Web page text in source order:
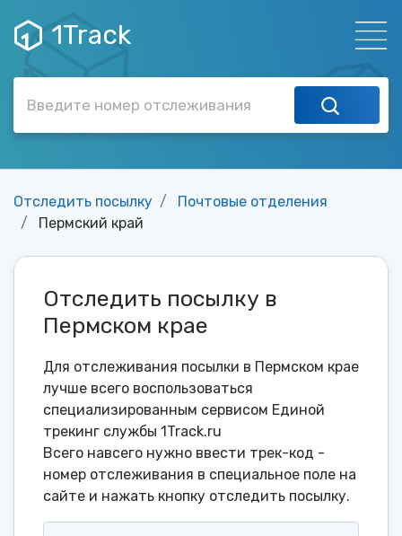
1Track
Отследить посылку
Почтовые отделения
Пермский край
Отследить посылку в
Пермском крае
Для отслеживания посылки в Пермском крае
лучше всего воспользоваться
специализированным сервисом Единой
трекинг службы 1Track.ru
Всего навсего нужно ввести трек-код -
номер отслеживания в специальное поле на
сайте и нажать кнопку отследить посылку.